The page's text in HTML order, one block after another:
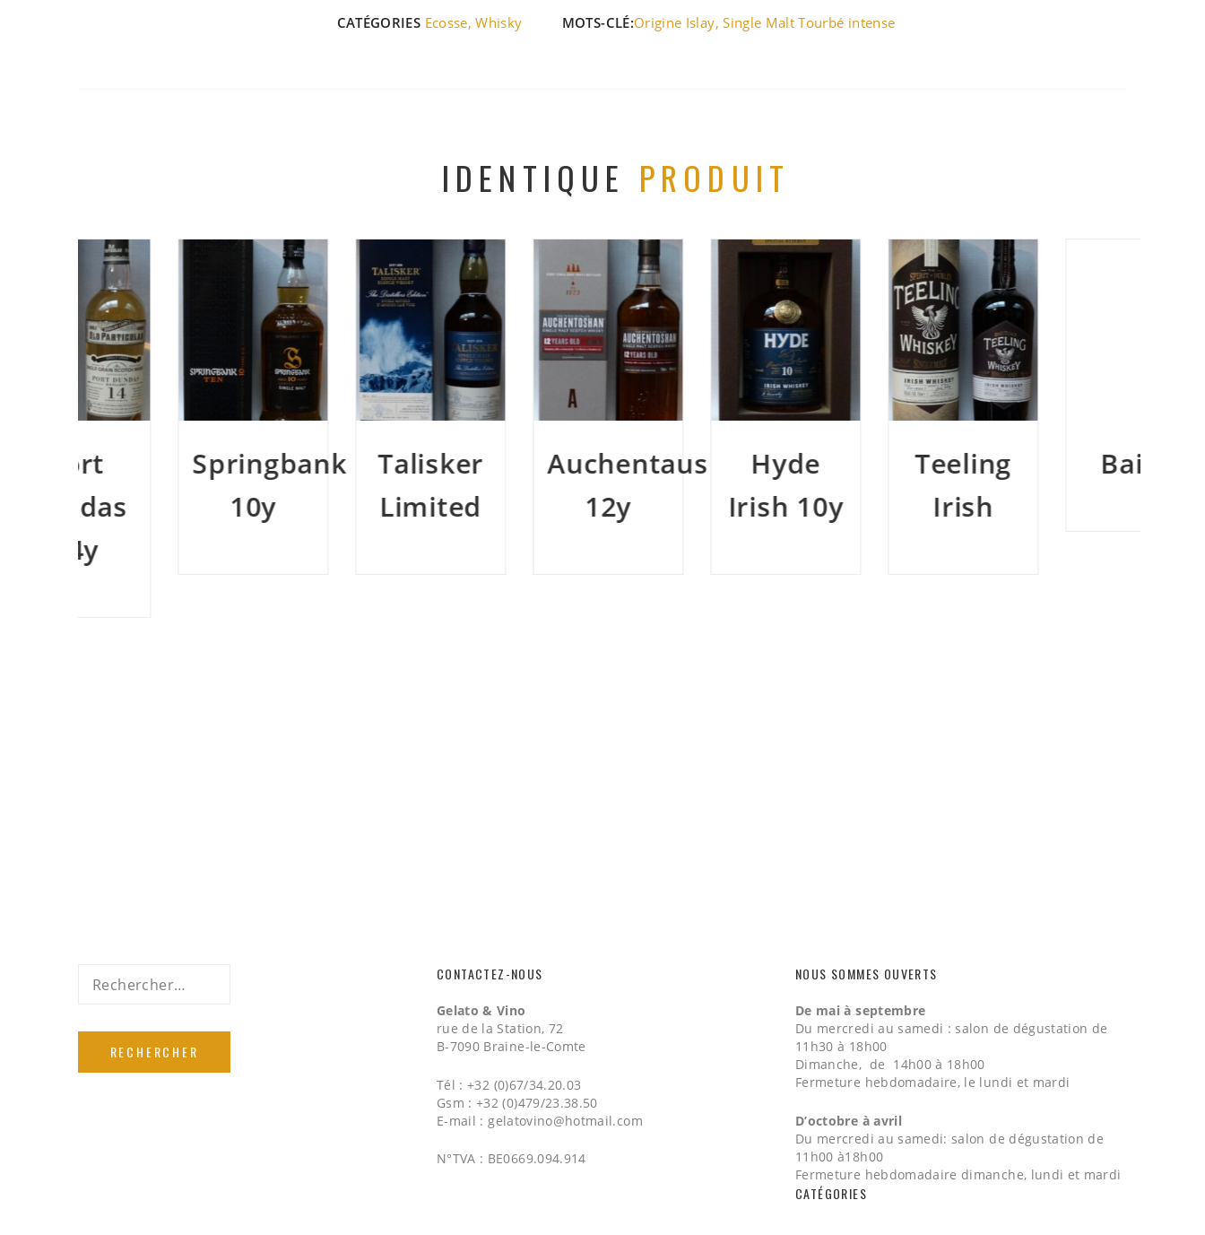
CATÉGORIES Ecosse,Whisky MOTS-CLÉ:Origine Islay,Single Malt Tourbé intense
IDENTIQUE PRODUIT
Springbank
Talisker
Limited
AuchentaushanHyde
Irish 10y
Teeling
Rechercher : CONTACTEZ-NOUS
Gelato & Vino
rue de la Station, 72
B-7090 Braine-le-Comte
Tél : +32 (0)67/34.20.03
Gsm : +32 (0)479/23.38.50
E-mail : gelatovino@hotmail.com
N°TVA : BE0669.094.914
NOUS SOMMES OUVERTS
De mai à septembre
Du mercredi au samedi : salon de dégustation de
11h30 à 18h00
Dimanche, de 14h00 à 18h00
Fermeture hebdomadaire, le lundi et mardi
D’octobre à avril
Du mercredi au samedi: salon de dégustation de
11h00 à18h00
Fermeture hebdomadaire dimanche, lundi et mardi
CATÉGORIES